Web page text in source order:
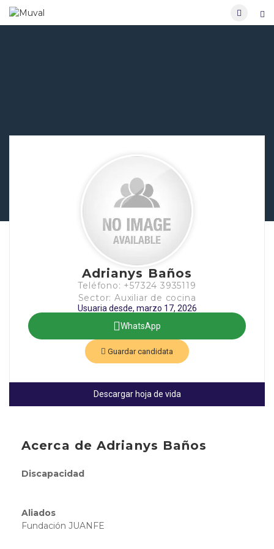
Adrianys Baños
Teléfono: +57324 3935119
Sector: Auxiliar de cocina
Usuaria desde, marzo 17, 2026
WhatsApp
Guardar candidata
Descargar hoja de vida
Acerca de Adrianys Baños
Discapacidad
Aliados
Fundación JUANFE